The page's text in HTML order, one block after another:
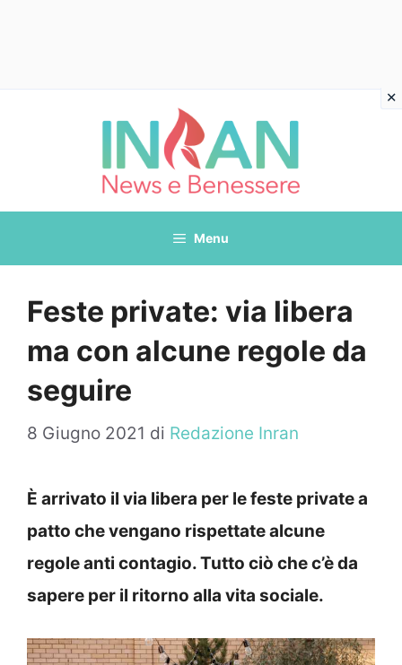
Menu
Feste private: via libera
ma con alcune regole da
seguire
8 Giugno 2021 di Redazione Inran
È arrivato il via libera per le feste private a
patto che vengano rispettate alcune
regole anti contagio. Tutto ciò che c’è da
sapere per il ritorno alla vita sociale.